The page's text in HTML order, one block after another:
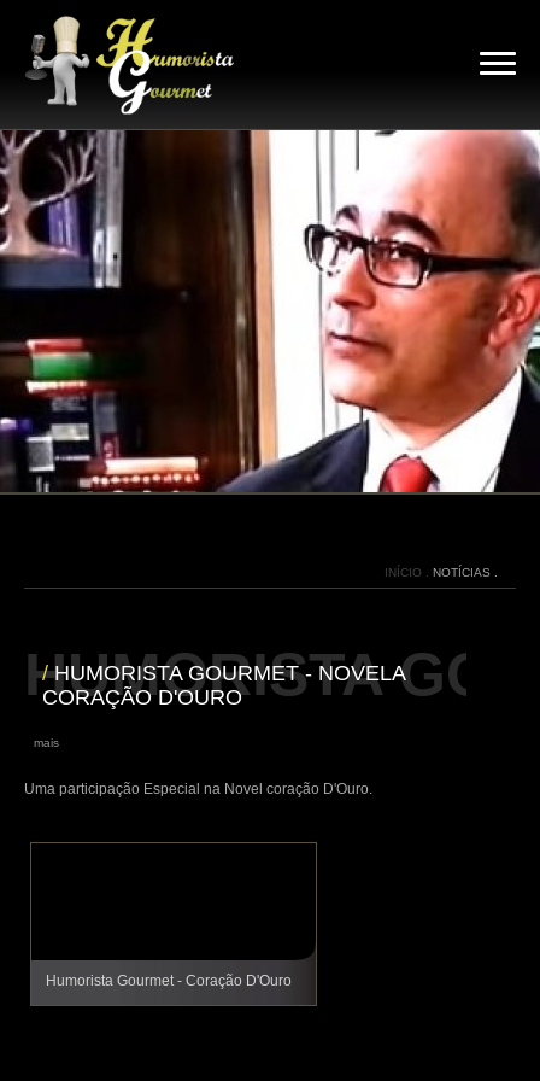
INÍCIO . NOTÍCIAS .
HUMORISTA
/HUMORISTA GOURMET - NOVELA
CORAÇÃO D'OURO
mais
Uma participação Especial na Novel coração D'Ouro.
Humorista Gourmet - Coração D'Ouro